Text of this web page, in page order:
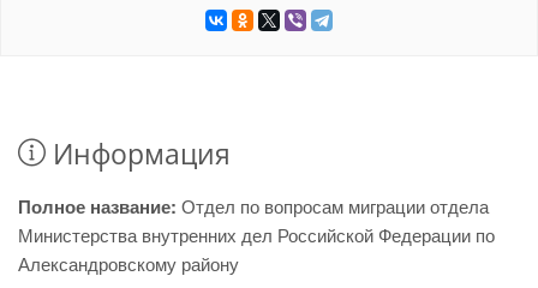
Информация
Полное название: Отдел по вопросам миграции отдела
Министерства внутренних дел Российской Федерации по
Александровскому району